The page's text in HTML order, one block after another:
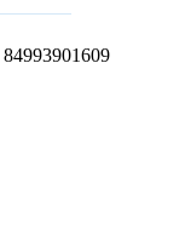
84993901609